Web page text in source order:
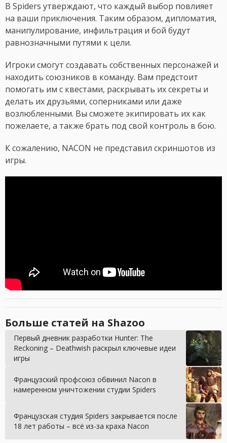
В Spiders утверждают, что каждый выбор повлияет
на ваши приключения. Таким образом, дипломатия,
манипулирование, инфильтрация и бой будут
равнозначными путями к цели.
Игроки смогут создавать собственных персонажей и
находить союзников в команду. Вам предстоит
помогать им с квестами, раскрывать их секреты и
делать их друзьями, соперниками или даже
возлюбленными. Вы сможете экипировать их как
пожелаете, а также брать под свой контроль в бою.
К сожалению, NACON не представил скриншотов из
игры.
Больше статей на Shazoo
Первый дневник разработки Hunter: The
Reckoning – Deathwish раскрыл ключевые идеи
игры
Французский профсоюз обвинил Nacon в
намеренном уничтожении студии Spiders
Французская студия Spiders закрывается после
18 лет работы – всё из-за краха Nacon